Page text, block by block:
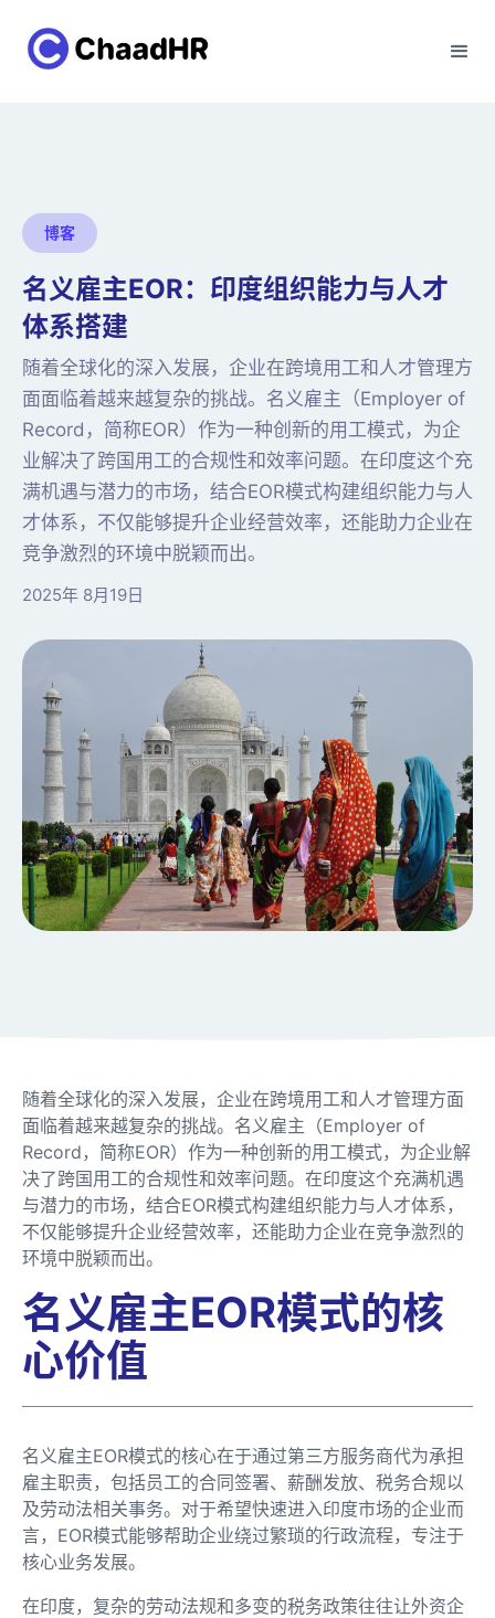
博客
名义雇主EOR：印度组织能力与人才
体系搭建
随着全球化的深入发展，企业在跨境用工和人才管理方
面面临着越来越复杂的挑战。名义雇主（Employer of
Record，简称EOR）作为一种创新的用工模式，为企
业解决了跨国用工的合规性和效率问题。在印度这个充
满机遇与潜力的市场，结合EOR模式构建组织能力与人
才体系，不仅能够提升企业经营效率，还能助力企业在
竞争激烈的环境中脱颖而出。
2025年 8月19日
随着全球化的深入发展，企业在跨境用工和人才管理方面
面临着越来越复杂的挑战。名义雇主（Employer of
Record，简称EOR）作为一种创新的用工模式，为企业解
决了跨国用工的合规性和效率问题。在印度这个充满机遇
与潜力的市场，结合EOR模式构建组织能力与人才体系，
不仅能够提升企业经营效率，还能助力企业在竞争激烈的
环境中脱颖而出。
名义雇主EOR模式的核
心价值
名义雇主EOR模式的核心在于通过第三方服务商代为承担
雇主职责，包括员工的合同签署、薪酬发放、税务合规以
及劳动法相关事务。对于希望快速进入印度市场的企业而
言，EOR模式能够帮助企业绕过繁琐的行政流程，专注于
核心业务发展。
在印度，复杂的劳动法规和多变的税务政策往往让外资企